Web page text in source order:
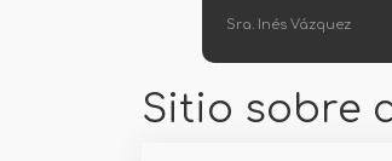
Sra. Inés Vázquez
Sitio sobre